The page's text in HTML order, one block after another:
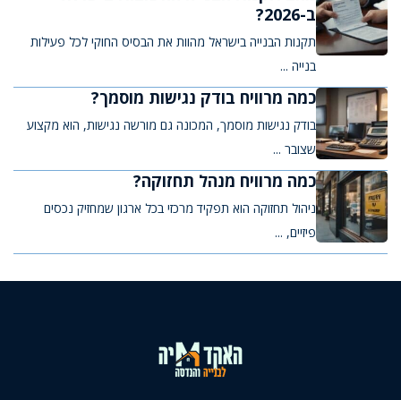
ב-2026?
תקנות הבנייה בישראל מהוות את הבסיס החוקי לכל פעילות
בנייה ...
כמה מרוויח בודק נגישות מוסמך?
בודק נגישות מוסמך, המכונה גם מורשה נגישות, הוא מקצוע
שצובר ...
כמה מרוויח מנהל תחזוקה?
ניהול תחזוקה הוא תפקיד מרכזי בכל ארגון שמחזיק נכסים
פיזיים, ...